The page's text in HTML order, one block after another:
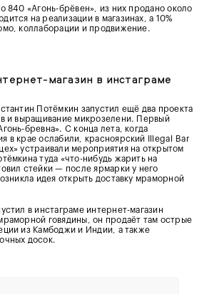
840 «Агонь-брёвен», из них продано около
на реализации в магазинах, а 10%
коллаборации и продвижение.
магазин в инстаграме
Потёмкин запустил ещё два проекта
и выращивание микрозелени. Первый
бревна». С конца лета, когда
в крае ослабили, красноярский Illegal Bar
устраивали мероприятия на открытом
туда «что-нибудь жарить на
стейки — после ярмарки у него
идея открыть доставку мраморной
в инстаграме интернет-магазин
говядины, он продаёт там острые
из Камбоджи и Индии, а также
досок.